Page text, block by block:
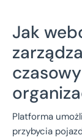
Jak
Platforma
przybycia